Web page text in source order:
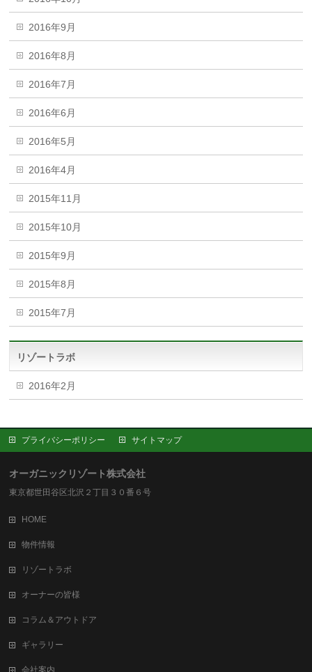
2016年9月
2016年8月
2016年7月
2016年6月
2016年5月
2016年4月
2015年11月
2015年10月
2015年9月
2015年8月
2015年7月
リゾートラボ
2016年2月
プライバシーポリシー サイトマップ
オーガニックリゾート株式会社
東京都世田谷区北沢２丁目３０番６号
HOME
物件情報
リゾートラボ
オーナーの皆様
コラム＆アウトドア
ギャラリー
会社案内